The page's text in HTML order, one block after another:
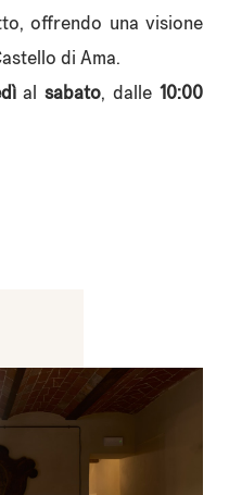
offrendo una visione
di Ama.
al sabato, dalle 10:00